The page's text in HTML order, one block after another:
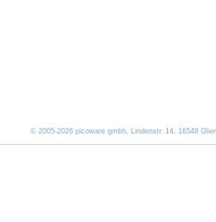
© 2005-2026 picoware gmbh, Lindenstr. 14, 16548